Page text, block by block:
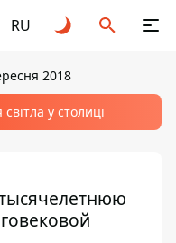
RU
2018
у столиці